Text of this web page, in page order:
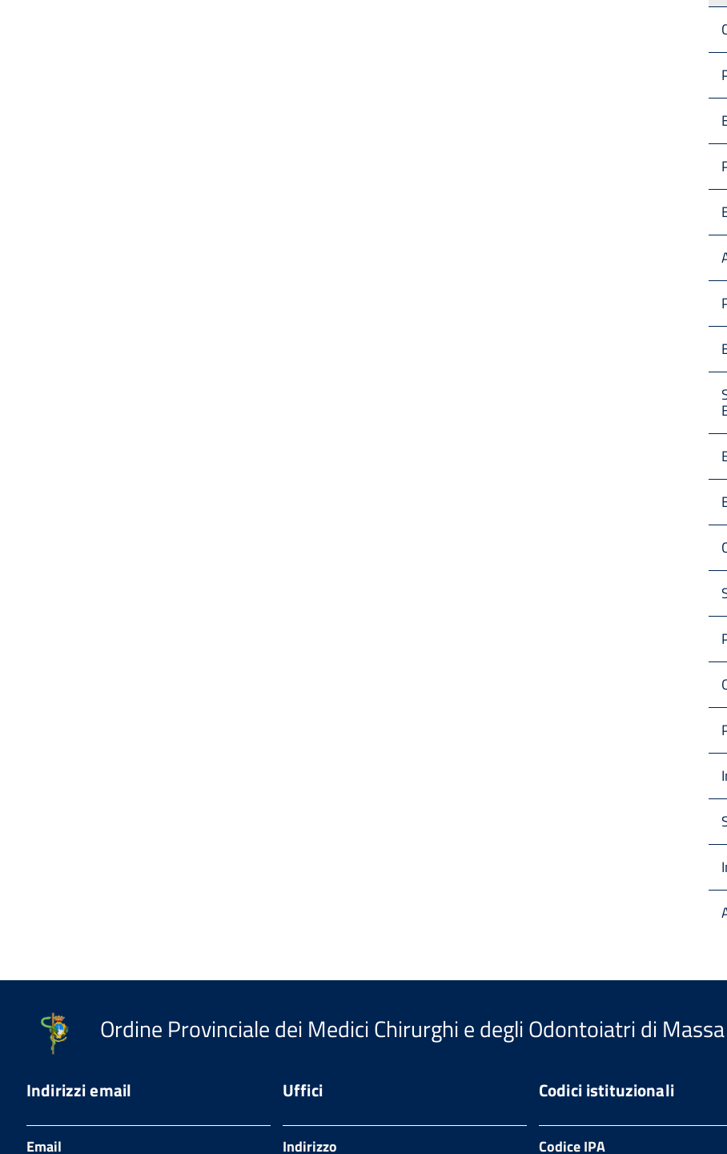
Ordine Provinciale dei Medici Chirurghi e degli Odontoiatri di
Indirizzi email
Email
Uffici
Indirizzo
Codici istituzionali
Codice IPA